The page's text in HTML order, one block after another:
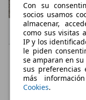
Nissan Micra1.2
€ 6.800,-
111.000 km
Con su
socios usamos
almacenar,
como sus visitas
IP y los
le piden
se amparan en
sus preferencias
más
Cookies.